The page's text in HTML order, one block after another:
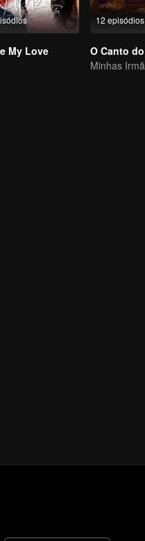
My Love
12 episódios